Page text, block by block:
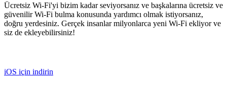
Ücretsiz Wi-Fi'yi bizim kadar seviyorsanız ve başkalarına ücretsiz ve
güvenilir Wi-Fi bulma konusunda yardımcı olmak istiyorsanız,
doğru yerdesiniz. Gerçek insanlar milyonlarca yeni Wi-Fi ekliyor ve
siz de ekleyebilirsiniz!
iOS için indirin